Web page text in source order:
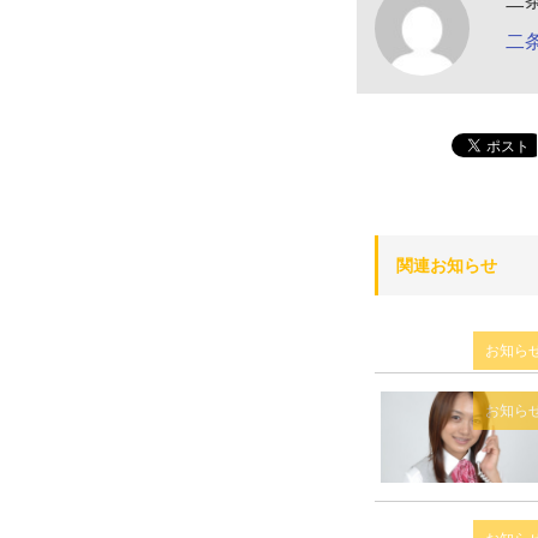
二
関連お知らせ
お知ら
お知ら